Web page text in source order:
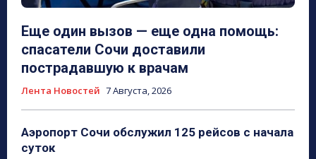
Еще один вызов — еще одна помощь:
спасатели Сочи доставили
пострадавшую к врачам
Лента Новостей 7 Августа, 2026
Аэропорт Сочи обслужил 125 рейсов с начала
суток